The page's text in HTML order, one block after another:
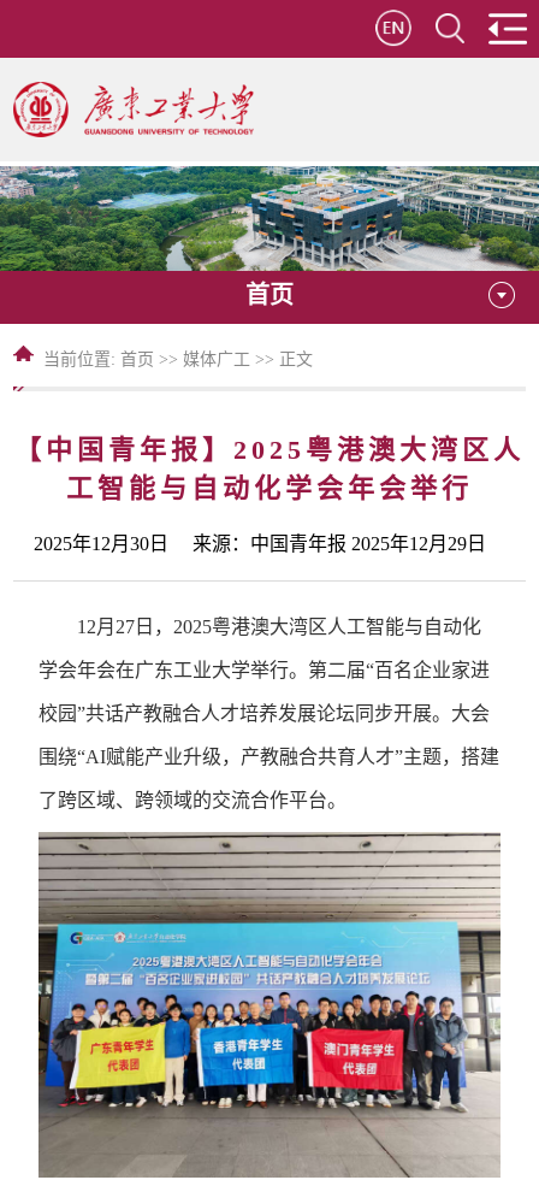
首页
当前位置:首页 >>媒体广工 >> 正文
【中国青年报】2025粤港澳大湾区人
工智能与自动化学会年会举行
2025年12月30日 来源：中国青年报 2025年12月29日
12月27日，2025粤港澳大湾区人工智能与自动化
学会年会在广东工业大学举行。第二届“百名企业家进
校园”共话产教融合人才培养发展论坛同步开展。大会
围绕“AI赋能产业升级，产教融合共育人才”主题，搭建
了跨区域、跨领域的交流合作平台。